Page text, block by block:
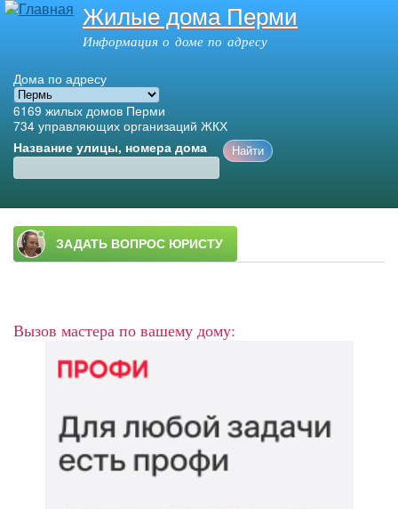
Перейти к
основному
Жилые дома Перми
Информация о доме по адресу
Дома по адресу
6169 жилых домов Перми
734 управляющих организаций ЖКХ
Название улицы, номера дома
Главное меню
Вызов мастера по вашему дому: